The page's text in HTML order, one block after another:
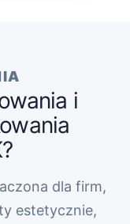
i
dla firm,
estetycznie,